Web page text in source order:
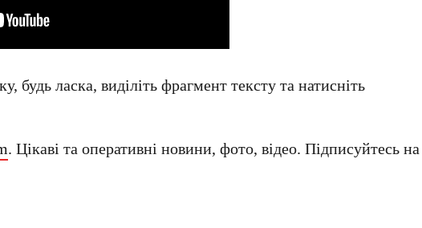
ласка, виділіть фрагмент тексту та натисніть
. Цікаві та оперативні новини, фото, відео. Підписуйтесь на